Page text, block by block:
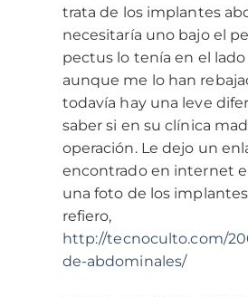
trata de los implantes
necesitaría uno bajo el
pectus lo tenía en el
aunque me lo han
todavía hay una leve
saber si en su clínica
operación. Le dejo un
encontrado en internet
una foto de los
refiero,
http://tecnoculto.com/
de-abdominales/